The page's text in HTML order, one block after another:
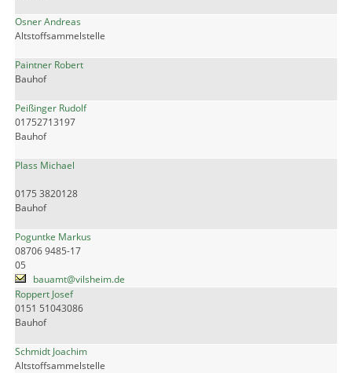
Osner Andreas
Altstoffsammelstelle
Paintner Robert
Bauhof
Peißinger Rudolf
01752713197
Bauhof
Plass Michael
0175 3820128
Bauhof
Poguntke Markus
08706 9485-17
05
bauamt@vilsheim.de
Roppert Josef
0151 51043086
Bauhof
Schmidt Joachim
Altstoffsammelstelle